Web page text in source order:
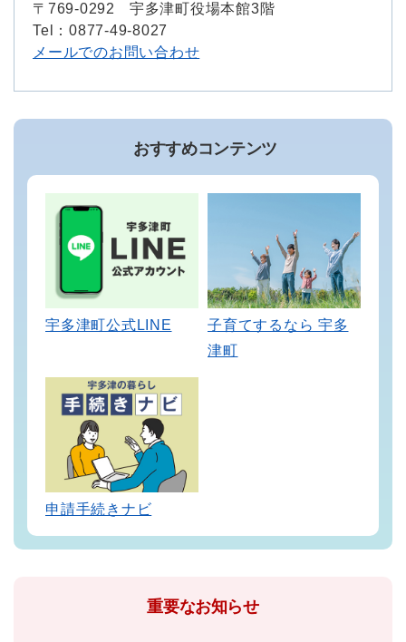
〒769-0292
宇多津町役場本館3階
Tel：0877-49-8027
メールでのお問い合わせ
おすすめコンテンツ
宇多津町公式LINE
子育てするなら 宇多
津町
申請手続きナビ
重要なお知らせ